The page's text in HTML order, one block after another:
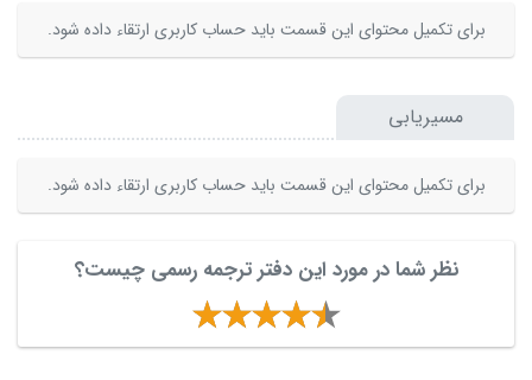
برای تکمیل محتوای این قسمت باید حساب کاربری ارتقاء داده شود.
مسیریابی
برای تکمیل محتوای این قسمت باید حساب کاربری ارتقاء داده شود.
نظر شما در مورد این دفتر ترجمه رسمی چیست؟